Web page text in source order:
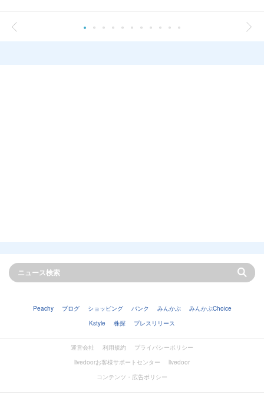
Peachy ブログ ショッピング バンク みんかぶ
みんかぶChoice
Kstyle
株探 プレスリリース
運営会社 利用規約
プライバシーポリシー
livedoorお客様サポートセンター
livedoor
コンテンツ・広告ポリシー